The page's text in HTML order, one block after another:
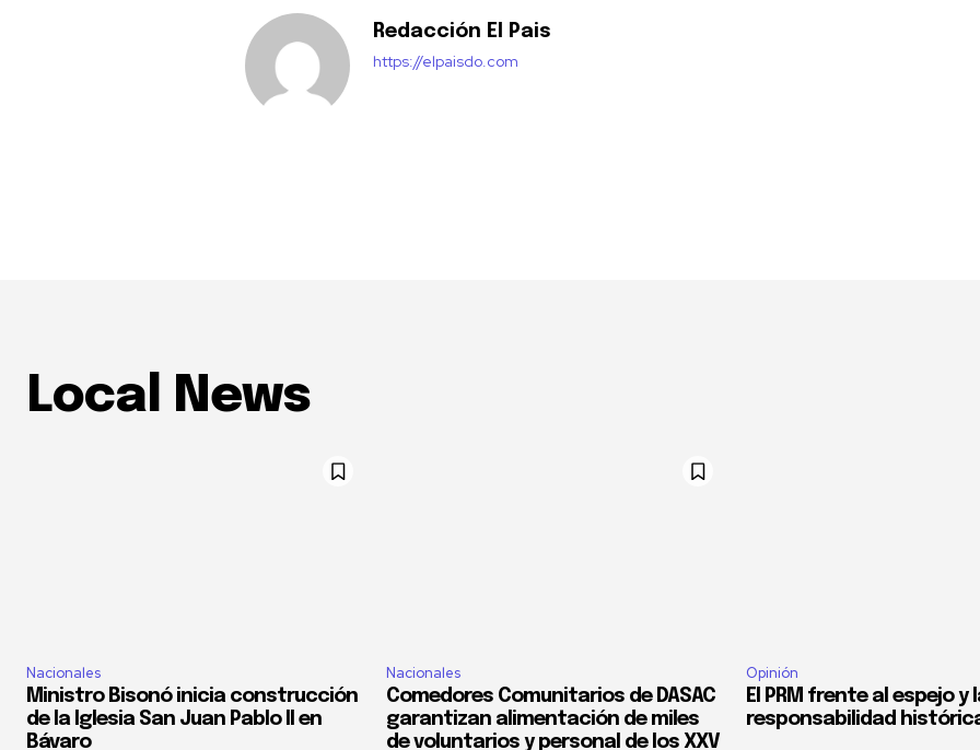
Redacción El Pais
https://elpaisdo.com
Local News
Nacionales
Ministro Bisonó inicia construcción
de la Iglesia San Juan Pablo II en
Bávaro
Nacionales
Comedores Comunitarios de DASAC
garantizan alimentación de miles
de voluntarios y personal de los XXV
Opinión
El PRM frente al espejo y
responsabilidad